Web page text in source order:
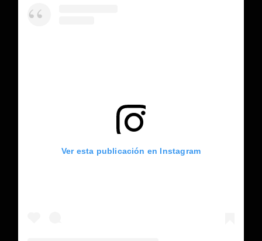
Ver esta publicación en Instagram